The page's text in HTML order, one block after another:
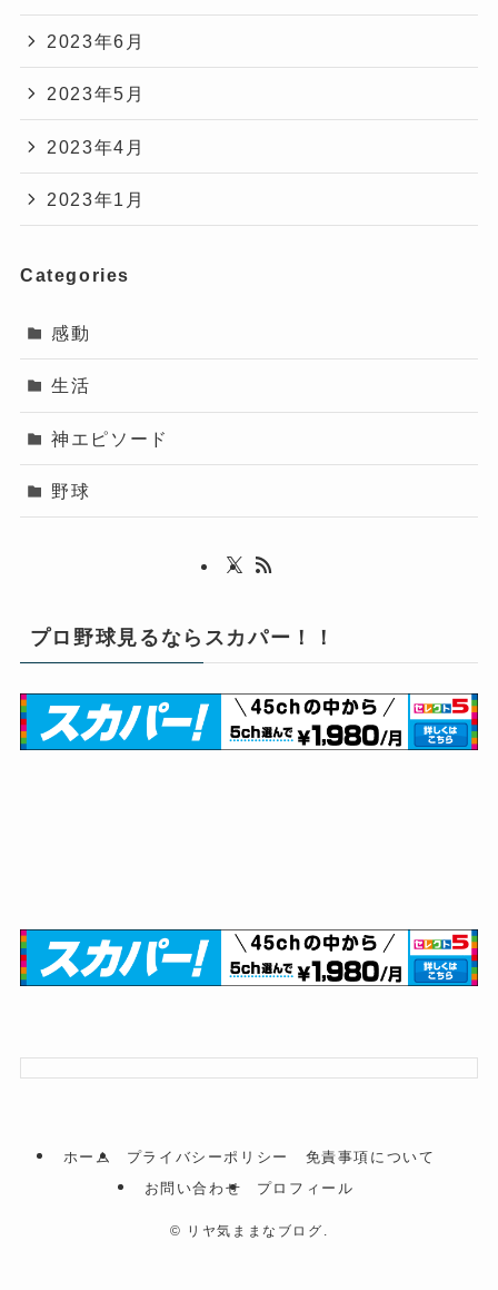
2023年6月
2023年5月
2023年4月
2023年1月
Categories
感動
生活
神エピソード
野球
プロ野球見るならスカパー！！
ホーム
プライバシーポリシー 免責事項について
お問い合わせ
プロフィール
© リヤ気ままなブログ.